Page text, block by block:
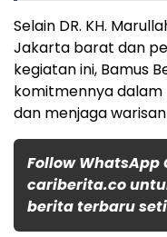
Selain DR. KH.
Jakarta barat dan
kegiatan ini, Bamus
komitmennya
dan menjaga
Follow WhatsApp
cariberita.co
berita terbaru